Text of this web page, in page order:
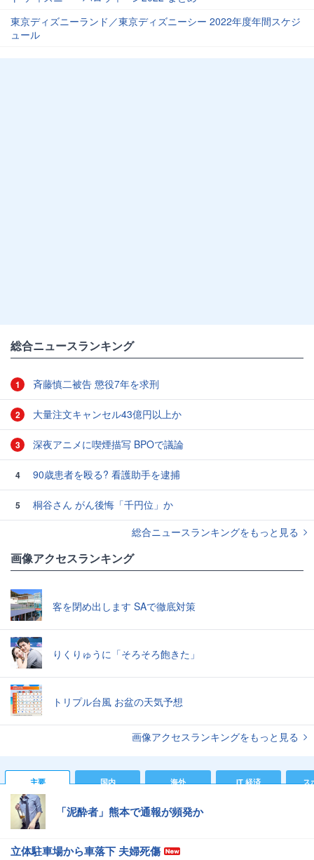
東京ディズニーランド／東京ディズニーシー 2022年度年間スケジ
ュール
総合ニュースランキング
1 斉藤慎二被告 懲役7年を求刑
2 大量注文キャンセル43億円以上か
3 深夜アニメに喫煙描写 BPOで議論
4 90歳患者を殴る? 看護助手を逮捕
5
桐谷さん がん後悔「千円位」か
総合ニュースランキングをもっと見る
画像アクセスランキング
客を閉め出します SAで徹底対策
りくりゅうに「そろそろ飽きた」
トリプル台風 お盆の天気予想
画像アクセスランキングをもっと見る
主要 国内 海外 IT 経済 ス
「泥酔者」熊本で通報が頻発か
立体駐車場から車落下 夫婦死傷